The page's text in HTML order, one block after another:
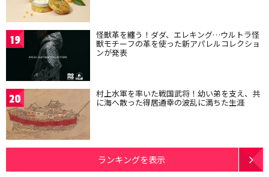
19 怪獣革を纏う！ダダ、エレキング…ウルトラ怪
獣モチーフの革を使った新アパレルコレクショ
ンが発表
20 村上水軍を率いた戦国武将！幼い弟を支え、共
に海へ散った得居通幸の波乱に満ちた生涯
ランキングを表示